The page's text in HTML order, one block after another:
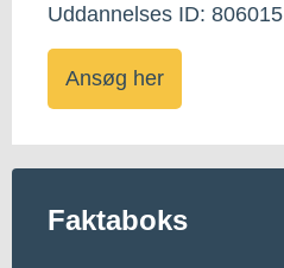
Uddannelses ID: 806015
Ansøg her
Faktaboks